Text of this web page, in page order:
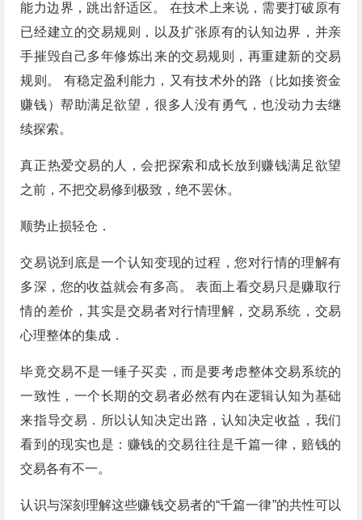
能力边界，跳出舒适区。 在技术上来说，需要打破原有
已经建立的交易规则，以及扩张原有的认知边界，并亲
手摧毁自己多年修炼出来的交易规则，再重建新的交易
规则。 有稳定盈利能力，又有技术外的路（比如接资金
赚钱）帮助满足欲望，很多人没有勇气，也没动力去继
续探索。
真正热爱交易的人，会把探索和成长放到赚钱满足欲望
之前，不把交易修到极致，绝不罢休。
顺势止损轻仓．
交易说到底是一个认知变现的过程，您对行情的理解有
多深，您的收益就会有多高。 表面上看交易只是赚取行
情的差价，其实是交易者对行情理解，交易系统，交易
心理整体的集成．
毕竟交易不是一锤子买卖，而是要考虑整体交易系统的
一致性，一个长期的交易者必然有内在逻辑认知为基础
来指导交易．所以认知决定出路，认知决定收益，我们
看到的现实也是：赚钱的交易往往是千篇一律，赔钱的
交易各有不一。
认识与深刻理解这些赚钱交易者的“千篇一律”的共性可以